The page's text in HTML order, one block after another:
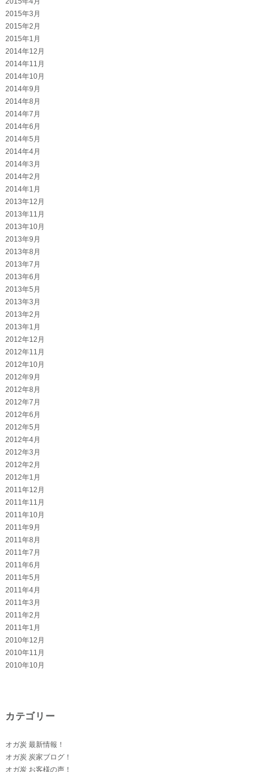
2015年3月
2015年2月
2015年1月
2014年12月
2014年11月
2014年10月
2014年9月
2014年8月
2014年7月
2014年6月
2014年5月
2014年4月
2014年3月
2014年2月
2014年1月
2013年12月
2013年11月
2013年10月
2013年9月
2013年8月
2013年7月
2013年6月
2013年5月
2013年3月
2013年2月
2013年1月
2012年12月
2012年11月
2012年10月
2012年9月
2012年8月
2012年7月
2012年6月
2012年5月
2012年4月
2012年3月
2012年2月
2012年1月
2011年12月
2011年11月
2011年10月
2011年9月
2011年8月
2011年7月
2011年6月
2011年5月
2011年4月
2011年3月
2011年2月
2011年1月
2010年12月
2010年11月
2010年10月
カテゴリー
オガ炭 最新情報！
オガ炭 炭家ブログ！
オガ炭 お客様の声！